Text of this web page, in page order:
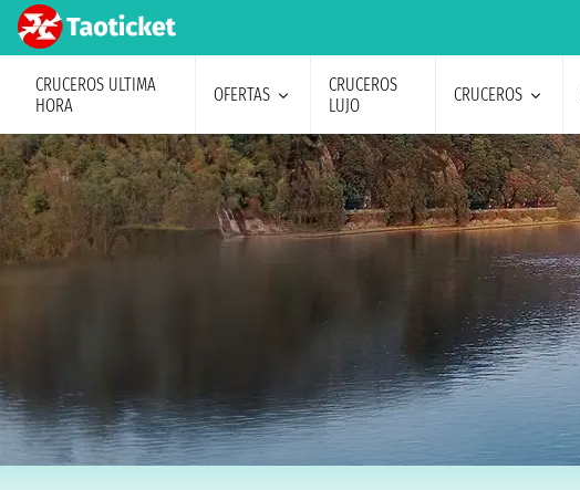
CRUCEROS ULTIMA
HORA
OFERTAS
CRUCEROS
LUJO
CRUCEROS